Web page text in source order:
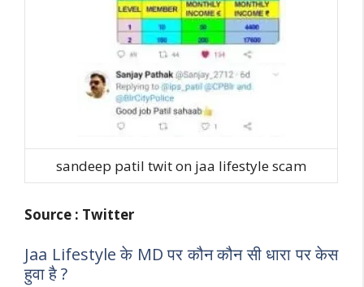
sandeep patil twit on jaa lifestyle scam
Source : Twitter
Jaa Lifestyle के MD पर कौन कौन सी धारा पर केस
हुवा है ?